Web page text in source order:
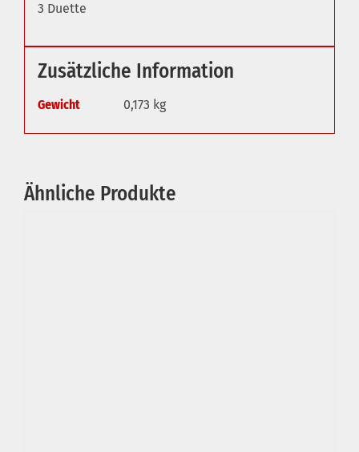
3 Duette
Zusätzliche Information
Gewicht 0,173 kg
Ähnliche Produkte